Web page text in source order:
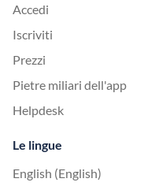
Accedi
Iscriviti
Prezzi
Pietre miliari dell'app
Helpdesk
Le lingue
English (English)